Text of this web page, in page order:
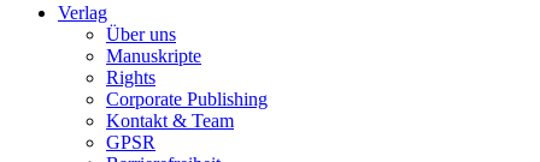
Verlag
Über uns
Manuskripte
Rights
Corporate Publishing
Kontakt & Team
GPSR